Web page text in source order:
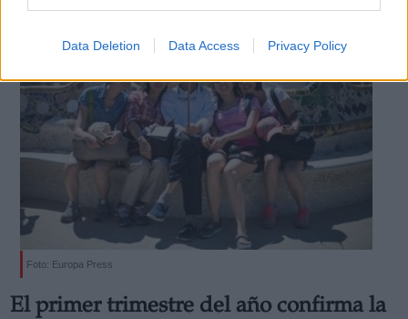
Data Deletion Data Access Privacy Policy
Foto: Europa Press
El primer trimestre del año confirma la